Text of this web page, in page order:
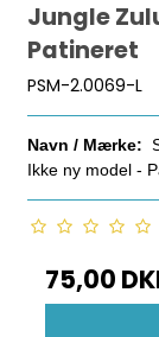
Jungle
Patineret
PSM-2.0069-L
Navn / Mærke:
Ikke ny model -
75,00